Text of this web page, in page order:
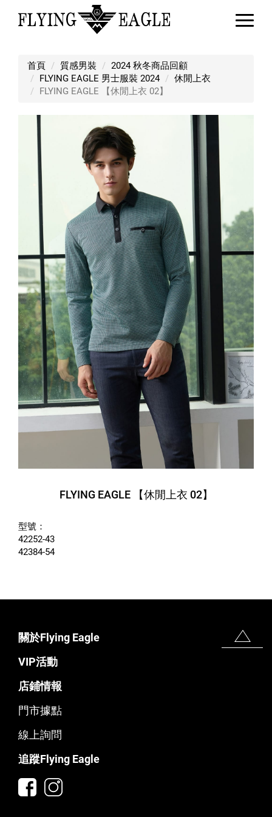
首頁 質感男裝
2024 秋冬商品回顧
FLYING EAGLE 男士服裝 2024
休閒上衣
FLYING EAGLE 【休閒上衣 02】
FLYING EAGLE 【休閒上衣 02】
型號：
42252-43
42384-54
關於Flying Eagle
VIP活動
店鋪情報
門市據點
線上詢問
追蹤Flying Eagle